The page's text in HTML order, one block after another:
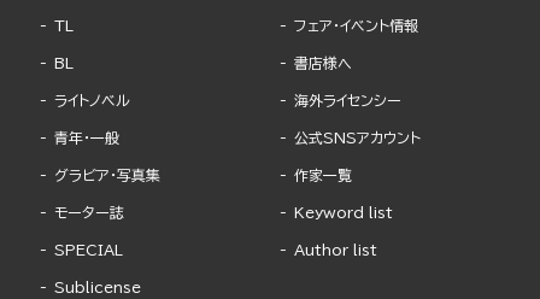
TL
BL
ライトノベル
青年・一般
グラビア・写真集
モーター誌
SPECIAL
Sublicense
フェア・イベント情報
書店様へ
海外ライセンシー
公式SNSアカウント
作家一覧
Keyword list
Author list